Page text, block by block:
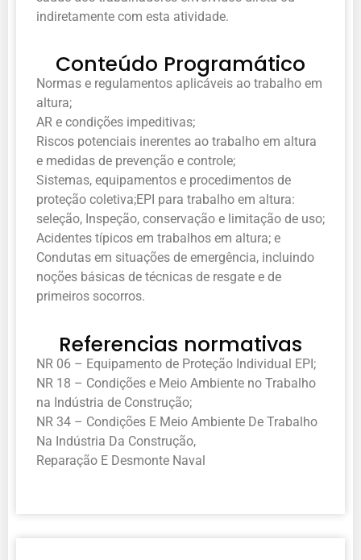
indiretamente com esta atividade.
Conteúdo Programático
Normas e regulamentos aplicáveis ao trabalho em
altura;
AR e condições impeditivas;
Riscos potenciais inerentes ao trabalho em altura
e medidas de prevenção e controle;
Sistemas, equipamentos e procedimentos de
proteção coletiva;EPI para trabalho em altura:
seleção, Inspeção, conservação e limitação de uso;
Acidentes típicos em trabalhos em altura; e
Condutas em situações de emergência, incluindo
noções básicas de técnicas de resgate e de
primeiros socorros.
Referencias normativas
NR 06 – Equipamento de Proteção Individual EPI;
NR 18 – Condições e Meio Ambiente no Trabalho
na Indústria de Construção;
NR 34 – Condições E Meio Ambiente De Trabalho
Na Indústria Da Construção,
Reparação E Desmonte Naval